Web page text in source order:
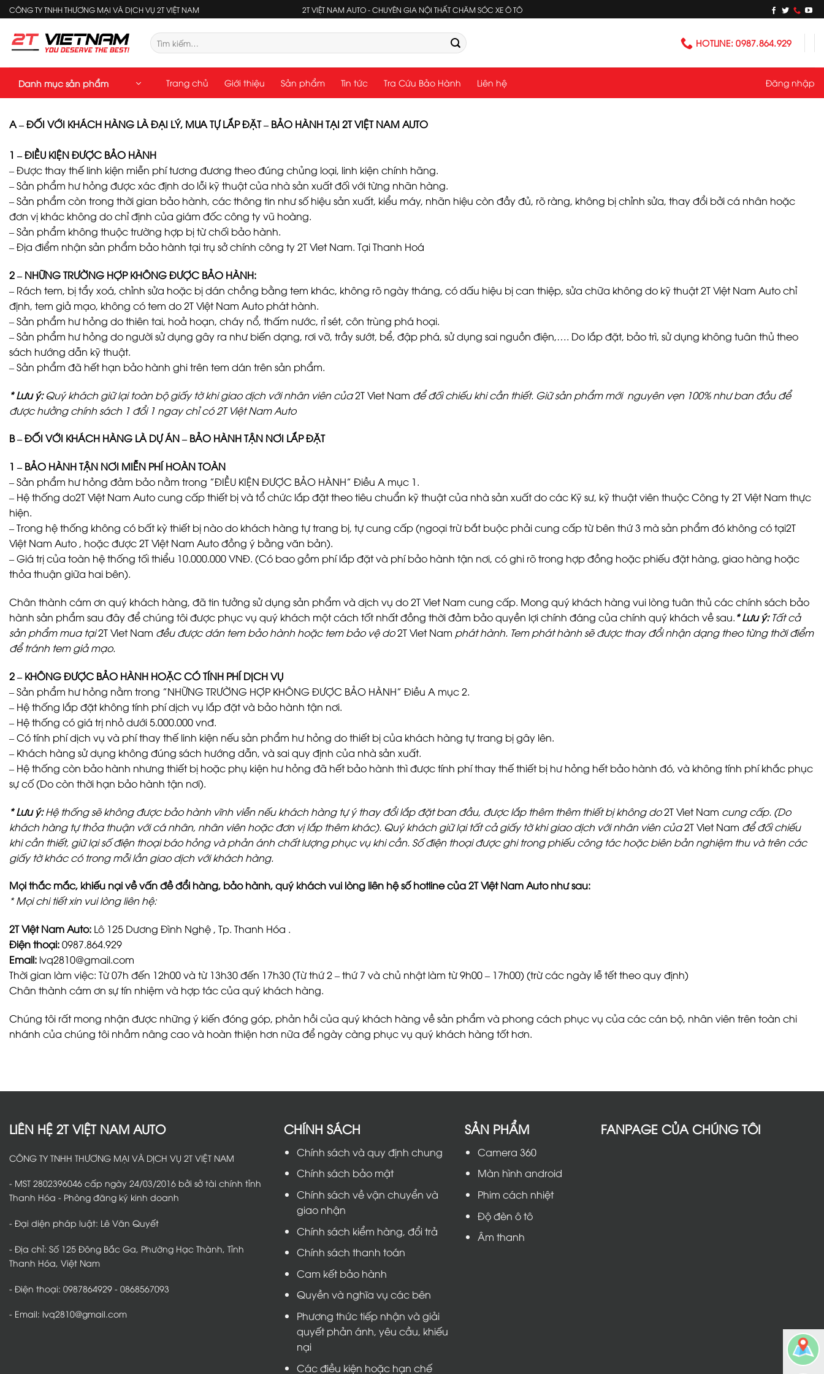
Bỏ
qua
nội
dung
CÔNG TY TNHH THƯƠNG MẠI VÀ DỊCH VỤ 2T VIỆT NAM 2T VIỆT NAM AUTO - CHUYÊN GIA NỘI THẤT CHĂM SÓC XE Ô TÔ
Tìm
kiếm:
HOTLINE: 0987.864.929
Danh mục sản phẩm Trang chủ Giới thiệu Sản phẩm Tin tức Tra Cứu Bảo Hành Liên hệ Đăng nhập
A – ĐỐI VỚI KHÁCH HÀNG LÀ ĐẠI LÝ, MUA TỰ LẮP ĐẶT – BẢO HÀNH TẠI 2T VIỆT NAM AUTO
1 – ĐIỀU KIỆN ĐƯỢC BẢO HÀNH
– Được thay thế linh kiện miễn phí tương đương theo đúng chủng loại, linh kiện chính hãng.
– Sản phẩm hư hỏng được xác định do lỗi kỹ thuật của nhà sản xuất đối với từng nhãn hàng.
– Sản phẩm còn trong thời gian bảo hành, các thông tin như số hiệu sản xuất, kiểu máy, nhãn hiệu còn đầy đủ, rõ ràng, không bị chỉnh sửa, thay đổi bởi cá nhân hoặc
đơn vị khác không do chỉ định của giám đốc công ty vũ hoàng.
– Sản phẩm không thuộc trường hợp bị từ chối bảo hành.
– Địa điểm nhận sản phẩm bảo hành tại trụ sở chính công ty 2T Viet Nam. Tại Thanh Hoá
2 – NHỮNG TRƯỜNG HỢP KHÔNG ĐƯỢC BẢO HÀNH:
– Rách tem, bị tẩy xoá, chỉnh sửa hoặc bị dán chồng bằng tem khác, không rõ ngày tháng, có dấu hiệu bị can thiệp, sửa chữa không do kỹ thuật 2T Việt Nam Auto chỉ
định, tem giả mạo, không có tem do 2T Việt Nam Auto phát hành.
– Sản phẩm hư hỏng do thiên tai, hoả hoạn, cháy nổ, thấm nước, rỉ sét, côn trùng phá hoại.
– Sản phẩm hư hỏng do người sử dụng gây ra như biến dạng, rơi vỡ, trầy sướt, bể, đập phá, sử dụng sai nguồn điện,…. Do lắp đặt, bảo trì, sử dụng không tuân thủ theo
sách hướng dẫn kỹ thuật.
– Sản phẩm đã hết hạn bảo hành ghi trên tem dán trên sản phẩm.
* Lưu ý:Quý khách giữ lại toàn bộ giấy tờ khi giao dịch với nhân viên của2T Viet Nam để đối chiếu khi cần thiết. Giữ sản phẩm mới nguyên vẹn 100% như ban đầu để
được hưởng chính sách 1 đổi 1 ngay chỉ có 2T Việt Nam Auto
B – ĐỐI VỚI KHÁCH HÀNG LÀ DỰ ÁN – BẢO HÀNH TẬN NƠI LẮP ĐẶT
1 – BẢO HÀNH TẬN NƠI MIỄN PHÍ HOÀN TOÀN
– Sản phẩm hư hỏng đảm bảo nằm trong ”ĐIỀU KIỆN ĐƯỢC BẢO HÀNH” Điều A mục 1.
– Hệ thống do2T Việt Nam Auto cung cấp thiết bị và tổ chức lắp đặt theo tiêu chuẩn kỹ thuật của nhà sản xuất do các Kỹ sư, kỹ thuật viên thuộc Công ty 2T Việt Nam thực
hiện.
– Trong hệ thống không có bất kỳ thiết bị nào do khách hàng tự trang bị, tự cung cấp (ngoại trừ bắt buộc phải cung cấp từ bên thứ 3 mà sản phẩm đó không có tại2T
Việt Nam Auto , hoặc được 2T Việt Nam Auto đồng ý bằng văn bản).
– Giá trị của toàn hệ thống tối thiểu 10.000.000 VNĐ. (Có bao gồm phí lắp đặt và phí bảo hành tận nơi, có ghi rõ trong hợp đồng hoặc phiếu đặt hàng, giao hàng hoặc
thỏa thuận giữa hai bên).
Chân thành cám ơn quý khách hàng, đã tin tưởng sử dụng sản phẩm và dịch vụ do 2T Viet Nam cung cấp. Mong quý khách hàng vui lòng tuân thủ các chính sách bảo
hành sản phẩm sau đây để chúng tôi được phục vụ quý khách một cách tốt nhất đồng thời đảm bảo quyền lợi chính đáng của chính quý khách về sau.* Lưu ý:Tất cả
sản phẩm mua tại2T Viet Nam đều được dán tem bảo hành hoặc tem bảo vệ do2T Viet Nam phát hành. Tem phát hành sẽ được thay đổi nhận dạng theo từng thời điểm
để tránh tem giả mạo.
2 – KHÔNG ĐƯỢC BẢO HÀNH HOẶC CÓ TÍNH PHÍ DỊCH VỤ
– Sản phẩm hư hỏng nằm trong ”NHỮNG TRƯỜNG HỢP KHÔNG ĐƯỢC BẢO HÀNH” Điều A mục 2.
– Hệ thống lắp đặt không tính phí dịch vụ lắp đặt và bảo hành tận nơi.
– Hệ thống có giá trị nhỏ dưới 5.000.000 vnđ.
– Có tính phí dịch vụ và phí thay thế linh kiện nếu sản phẩm hư hỏng do thiết bị của khách hàng tự trang bị gây lên.
– Khách hàng sử dụng không đúng sách hướng dẫn, và sai quy định của nhà sản xuất.
– Hệ thống còn bảo hành nhưng thiết bị hoặc phụ kiện hư hỏng đã hết bảo hành thì được tính phí thay thế thiết bị hư hỏng hết bảo hành đó, và không tính phí khắc phục
sự cố (Do còn thời hạn bảo hành tận nơi).
* Lưu ý:Hệ thống sẽ không được bảo hành vĩnh viễn nếu khách hàng tự ý thay đổi lắp đặt ban đầu, được lắp thêm thêm thiết bị không do2T Viet Nam cung cấp. (Do
khách hàng tự thỏa thuận với cá nhân, nhân viên hoặc đơn vị lắp thêm khác). Quý khách giữ lại tất cả giấy tờ khi giao dịch với nhân viên của2T Viet Nam để đối chiếu
khi cần thiết, giữ lại số điện thoại báo hỏng và phản ánh chất lượng phục vụ khi cần. Số điện thoại được ghi trong phiếu công tác hoặc biên bản nghiệm thu và trên các
giấy tờ khác có trong mỗi lần giao dịch với khách hàng.
Mọi thắc mắc, khiếu nại về vấn đề đổi hàng, bảo hành, quý khách vui lòng liên hệ số hotline của 2T Việt Nam Auto như sau:
* Mọi chi tiết xin vui lòng liên hệ:
2T Việt Nam Auto: Lô 125 Dương Đình Nghệ , Tp. Thanh Hóa .
Điện thoại:0987.864.929
Email: lvq2810@gmail.com
Thời gian làm việc: Từ 07h đến 12h00 và từ 13h30 đến 17h30 (Từ thứ 2 – thứ 7 và chủ nhật làm từ 9h00 – 17h00) (trừ các ngày lễ tết theo quy định)
Chân thành cám ơn sự tín nhiệm và hợp tác của quý khách hàng.
Chúng tôi rất mong nhận được những ý kiến đóng góp, phản hồi của quý khách hàng về sản phẩm và phong cách phục vụ của các cán bộ, nhân viên trên toàn chi
nhánh của chúng tôi nhầm nâng cao và hoàn thiện hơn nữa để ngày càng phục vụ quý khách hàng tốt hơn.
LIÊN HỆ 2T VIỆT NAM AUTO
CÔNG TY TNHH THƯƠNG MẠI VÀ DỊCH VỤ 2T VIỆT NAM
- MST 2802396046 cấp ngày 24/03/2016 bởi sở tài chính tỉnh
Thanh Hóa - Phòng đăng ký kinh doanh
- Đại diện pháp luật: Lê Văn Quyết
- Địa chỉ: Số 125 Đông Bắc Ga, Phường Hạc Thành, Tỉnh
Thanh Hóa, Việt Nam
- Điện thoại: 0987864929 - 0868567093
- Email: lvq2810@gmail.com
CHÍNH SÁCH
Chính sách và quy định chung
Chính sách bảo mật
Chính sách về vận chuyển và
giao nhận
Chính sách kiểm hàng, đổi trả
Chính sách thanh toán
Cam kết bảo hành
Quyền và nghĩa vụ các bên
Phương thức tiếp nhận và giải
quyết phản ánh, yêu cầu, khiếu
nại
Các điều kiện hoặc hạn chế
SẢN PHẨM
Camera 360
Màn hình android
Phim cách nhiệt
Độ đèn ô tô
Âm thanh
FANPAGE CỦA CHÚNG TÔI